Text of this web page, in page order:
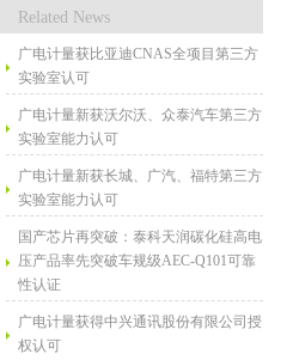
Related News
广电计量获比亚迪CNAS全项目第三方
实验室认可
广电计量新获沃尔沃、众泰汽车第三方
实验室能力认可
广电计量新获长城、广汽、福特第三方
实验室能力认可
国产芯片再突破：泰科天润碳化硅高电
压产品率先突破车规级AEC-Q101可靠
性认证
广电计量获得中兴通讯股份有限公司授
权认可